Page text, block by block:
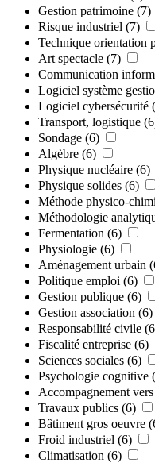
Gestion patrimoine (7)
Risque industriel (7)
Technique orientation
Art spectacle (7)
Communication
Logiciel système
Logiciel cybersécurité
Transport, logistique
Sondage (6)
Algèbre (6)
Physique nucléaire (6)
Physique solides (6)
Méthode physico-
Méthodologie
Fermentation (6)
Physiologie (6)
Aménagement urbain
Politique emploi (6)
Gestion publique (6)
Gestion association (6)
Responsabilité civile
Fiscalité entreprise (6)
Sciences sociales (6)
Psychologie cognitive
Accompagnement
Travaux publics (6)
Bâtiment gros oeuvre
Froid industriel (6)
Climatisation (6)